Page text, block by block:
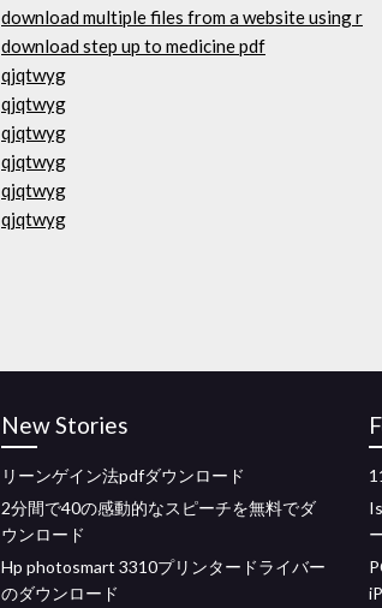
download multiple files from a website using r
download step up to medicine pdf
qjqtwyg
qjqtwyg
qjqtwyg
qjqtwyg
qjqtwyg
qjqtwyg
New Stories
リーンゲイン法pdfダウンロード
2分間で40の感動的なスピーチを無料でダ
ウンロード
Hp photosmart 3310プリンタードライバー
のダウンロード